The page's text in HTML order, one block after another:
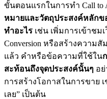
ขั้นตอนแรกในการทำ Call to
หมายและวัตถุประสงค์หลักข
ทำอะไร เช่น เพิ่มการเข้าชม
Conversion หรือสร้างความ
แล้ว คำหรือข้อความที่ใช้ใน
สะท้อนถึงจุดประสงค์นั้นๆ อ
การสร้างโอกาสในการขาย
เลย” เป็นต้น